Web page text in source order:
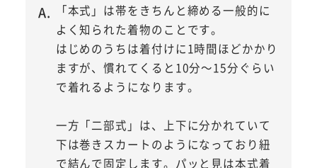
「本式」は帯をきちんと締める一般的に
よく知られた着物のことです。
はじめのうちは着付けに1時間ほどかかり
ますが、慣れてくると10分～15分ぐらい
で着れるようになります。
一方「二部式」は、上下に分かれていて
下は巻きスカートのようになっており紐
で結んで固定します。パッと見は本式着